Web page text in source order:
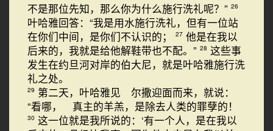
不是那位先知，那么你为什么施行洗礼呢？” 26
叶哈雅回答：“我是用水施行洗礼，但有一位站
在你们中间，是你们不认识的；
27 他是在我以
后来的，我就是给他解鞋带也不配。” 28 这些事
发生在约旦河对岸的伯大尼，就是叶哈雅施行洗
礼之处。
29 第二天，叶哈雅见 尔撒迎面而来，就说：
“看哪， 真主的羊羔，是除去人类的罪孽的！
30 这一位就是我所说的：‘有一个人，是在我以